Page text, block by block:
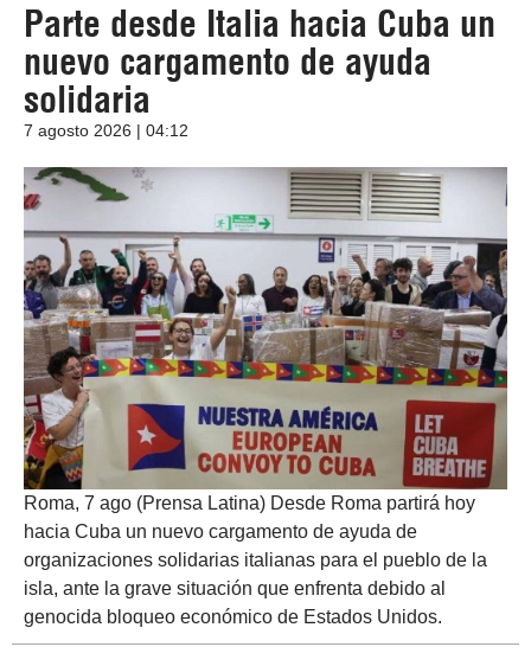
Parte desde Italia hacia Cuba un
nuevo cargamento de ayuda
solidaria
7 agosto 2026 | 04:12
Roma, 7 ago (Prensa Latina) Desde Roma partirá hoy
hacia Cuba un nuevo cargamento de ayuda de
organizaciones solidarias italianas para el pueblo de la
isla, ante la grave situación que enfrenta debido al
genocida bloqueo económico de Estados Unidos.